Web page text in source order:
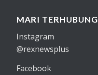
MARI TERHUBUNG
Instagram
@rexnewsplus
Facebook